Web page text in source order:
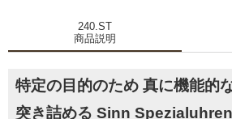
240.ST
商品説明
特定の目的のため 真に機能的
突き詰める Sinn